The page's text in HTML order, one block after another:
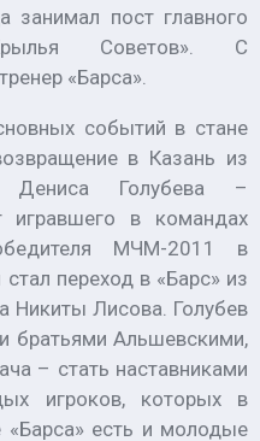
занимал пост главного
Советов». С
«Барса».
событий в стане
в Казань из
Дениса Голубева –
игравшего в командах
МЧМ-2011 в
переход в «Барс» из
Никиты Лисова. Голубев
братьями Альшевскими,
– стать наставниками
игроков, которых в
есть и молодые